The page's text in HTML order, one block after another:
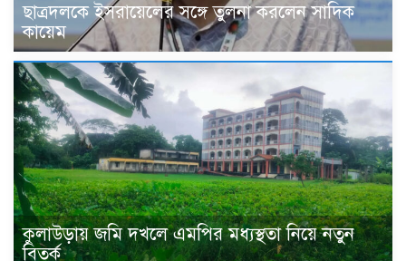
ছাত্রদলকে ইসরায়েলের সঙ্গে তুলনা করলেন সাদিক
কায়েম
কুলাউড়ায় জমি দখলে এমপির মধ্যস্থতা নিয়ে নতুন
বিতর্ক